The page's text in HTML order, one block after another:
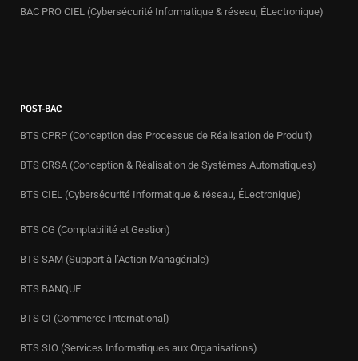
BAC PRO CIEL (Cybersécurité Informatique & réseau, ÉLectronique)
POST-BAC
BTS CPRP (Conception des Processus de Réalisation de Produit)
BTS CRSA (Conception & Réalisation de Systèmes Automatiques)
BTS CIEL (Cybersécurité Informatique & réseau, ÉLectronique)
BTS CG (Comptabilité et Gestion)
BTS SAM (Support à l’Action Managériale)
BTS BANQUE
BTS CI (Commerce International)
BTS SIO (Services Informatiques aux Organisations)